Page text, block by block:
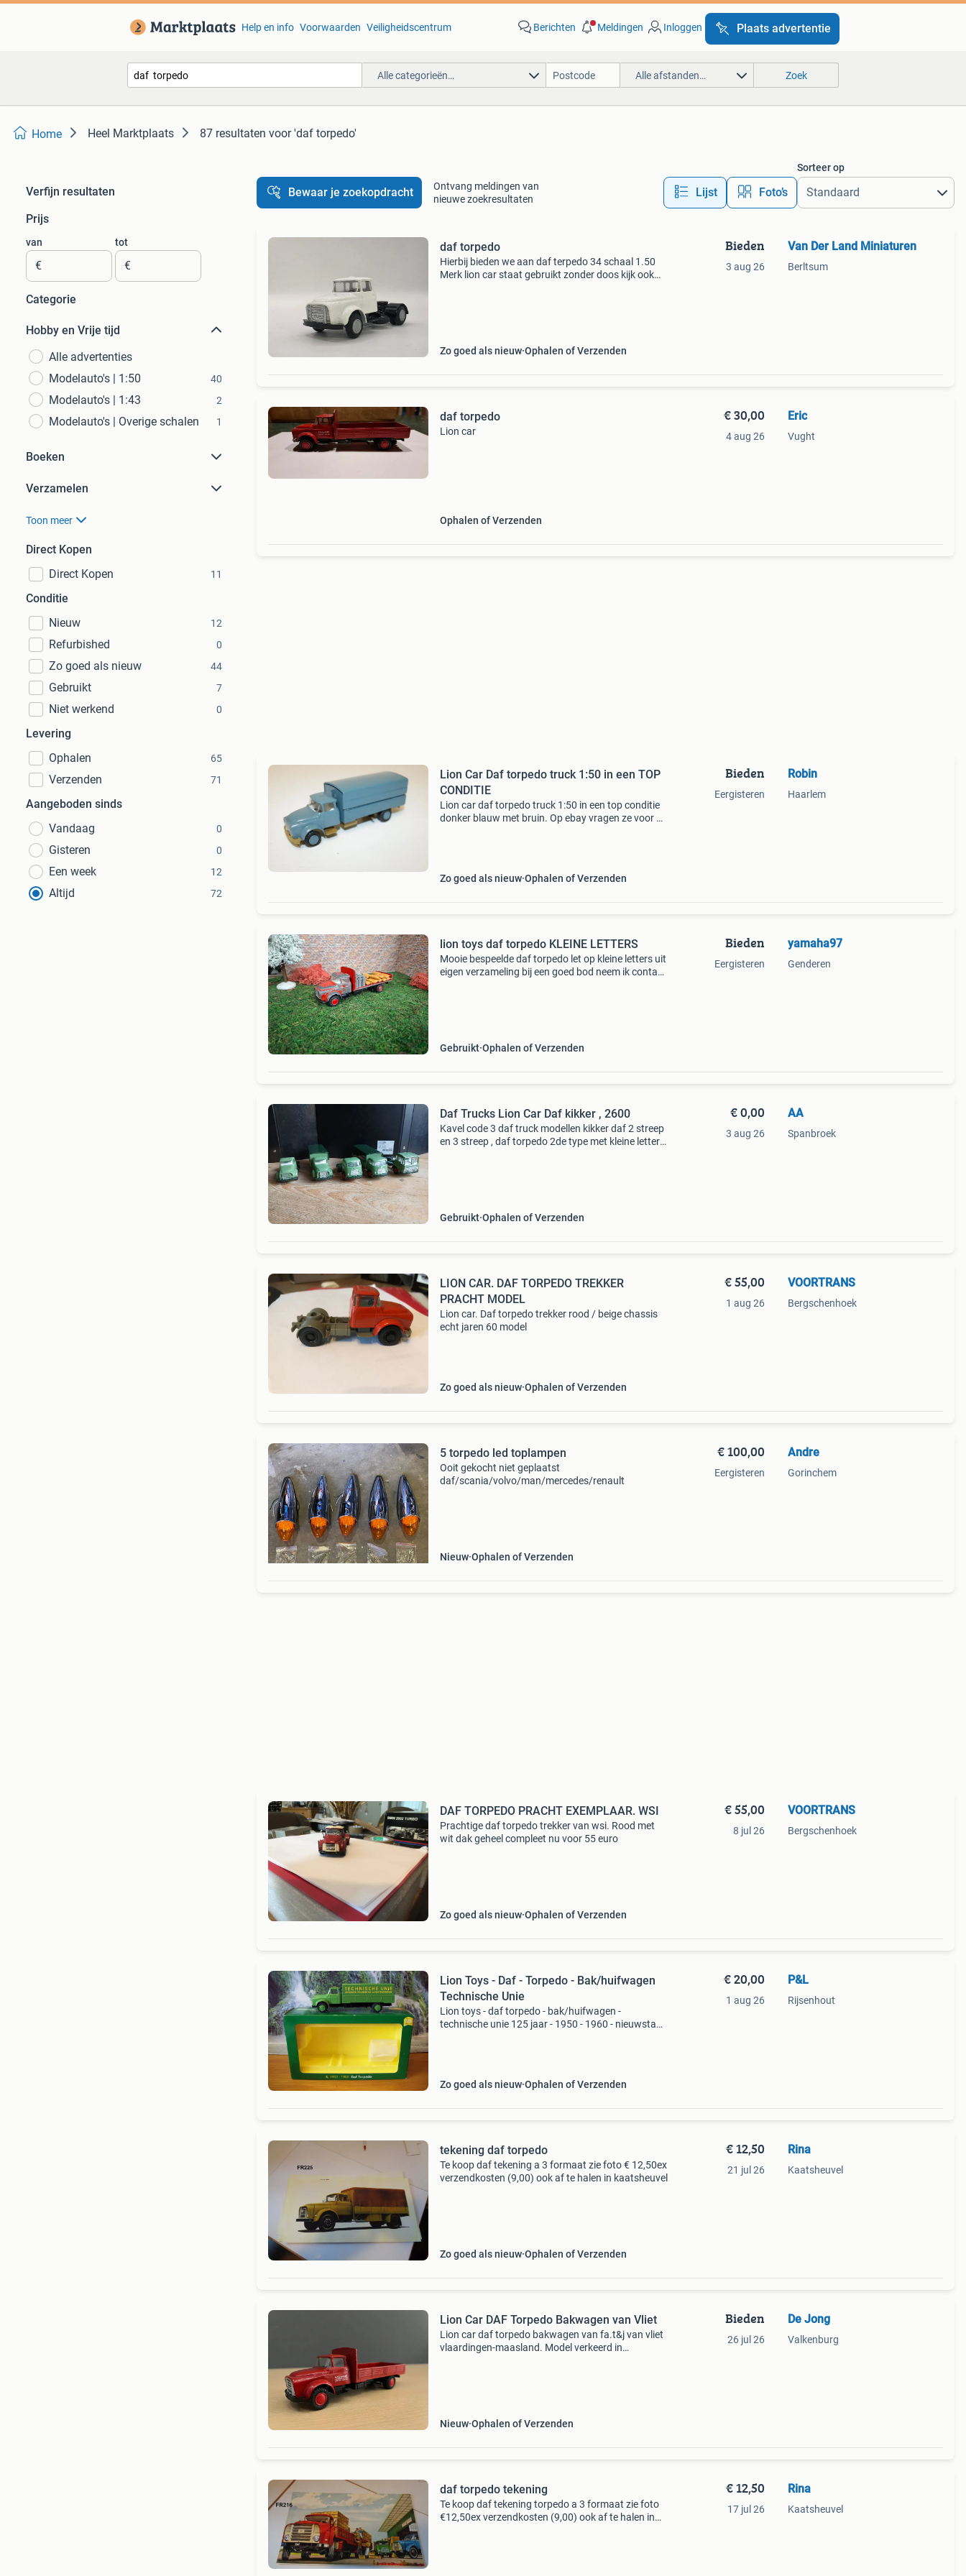
Help en info Voorwaarden Veiligheidscentrum Berichten Meldingen Inloggen Plaats advertentie
Alle categorieën… Alle afstanden… Zoek
Home Heel Marktplaats 87 resultaten voor 'daf torpedo'
Verfijn resultaten
Prijs
van
€
tot
€
Categorie
Hobby en Vrije tijd
Alle advertenties
Modelauto's | 1:50
40
Modelauto's | 1:43 2
Modelauto's | Overige schalen 1
Boeken
Verzamelen
Toon meer
Direct Kopen
Direct Kopen
11
Conditie
Nieuw
12
Refurbished 0
Zo goed als nieuw 44
Gebruikt 7
Niet werkend 0
Levering
Ophalen
65
Verzenden 71
Aangeboden sinds
Vandaag
0
Gisteren 0
Een week 12
Altijd 72
Bewaar je zoekopdracht
Ontvang meldingen van
nieuwe zoekresultaten
Lijst Foto’s
Sorteer op
daf torpedo
Hierbij bieden we aan daf terpedo 34 schaal 1.50
Merk lion car staat gebruikt zonder doos kijk ook
Zo goed als nieuw Ophalen of Verzenden
Bieden
3 aug 26
Van Der Land Miniaturen
Berltsum
daf torpedo
Lion car
Ophalen of Verzenden
€ 30,00
4 aug 26
Eric
Vught
Lion Car Daf torpedo truck 1:50 in een TOP
CONDITIE
Lion car daf torpedo truck 1:50 in een top conditie
donker blauw met bruin. Op ebay vragen ze voor dit
Zo goed als nieuw Ophalen of Verzenden
Bieden
Eergisteren
Robin
Haarlem
lion toys daf torpedo KLEINE LETTERS
Mooie bespeelde daf torpedo let op kleine letters uit
eigen verzameling bij een goed bod neem ik contact
Gebruikt Ophalen of Verzenden
Bieden
Eergisteren
yamaha97
Genderen
Daf Trucks Lion Car Daf kikker , 2600
Kavel code 3 daf truck modellen kikker daf 2 streep
en 3 streep , daf torpedo 2de type met kleine letters
Gebruikt Ophalen of Verzenden
€ 0,00
3 aug 26
AA
Spanbroek
LION CAR. DAF TORPEDO TREKKER
PRACHT MODEL
Lion car. Daf torpedo trekker rood / beige chassis
echt jaren 60 model
Zo goed als nieuw Ophalen of Verzenden
€ 55,00
1 aug 26
VOORTRANS
Bergschenhoek
5 torpedo led toplampen
Ooit gekocht niet geplaatst
daf/scania/volvo/man/mercedes/renault
Nieuw Ophalen of Verzenden
€ 100,00
Eergisteren
Andre
Gorinchem
DAF TORPEDO PRACHT EXEMPLAAR. WSI
Prachtige daf torpedo trekker van wsi. Rood met
wit dak geheel compleet nu voor 55 euro
Zo goed als nieuw Ophalen of Verzenden
€ 55,00
8 jul 26
VOORTRANS
Bergschenhoek
Lion Toys - Daf - Torpedo - Bak/huifwagen
Technische Unie
Lion toys - daf torpedo - bak/huifwagen -
technische unie 125 jaar - 1950 - 1960 - nieuwstaat
Zo goed als nieuw Ophalen of Verzenden
€ 20,00
1 aug 26
P&L
Rijsenhout
tekening daf torpedo
Te koop daf tekening a 3 formaat zie foto € 12,50ex
verzendkosten (9,00) ook af te halen in kaatsheuvel
Zo goed als nieuw Ophalen of Verzenden
€ 12,50
21 jul 26
Rina
Kaatsheuvel
Lion Car DAF Torpedo Bakwagen van Vliet
Lion car daf torpedo bakwagen van fa.t&j van vliet
vlaardingen-maasland. Model verkeerd in
Nieuw Ophalen of Verzenden
Bieden
26 jul 26
De Jong
Valkenburg
daf torpedo tekening
Te koop daf tekening torpedo a 3 formaat zie foto
€12,50ex verzendkosten (9,00) ook af te halen in
€ 12,50
17 jul 26
Rina
Kaatsheuvel